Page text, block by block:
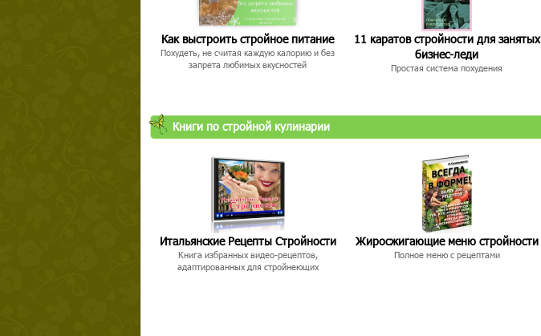
Как выстроить стройное питание
Похудеть, не считая каждую калорию и без
запрета любимых вкусностей
11 каратов стройности для занятых
бизнес-леди
Простая система похудения
Книги по стройной кулинарии
Итальянские Рецепты Стройности
Книга избранных видео-рецептов,
адаптированных для стройнеющих
Жиросжигающие меню стройности
Полное меню с рецептами